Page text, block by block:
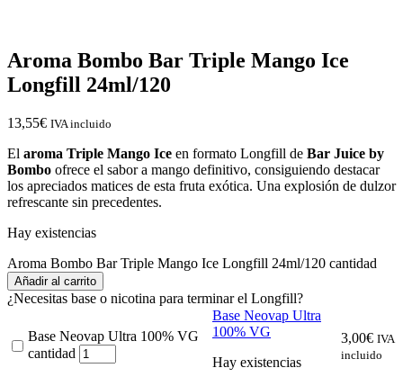
Aroma Bombo Bar Triple Mango Ice
Longfill 24ml/120
13,55€ IVA incluido
El aroma Triple Mango Ice en formato Longfill de Bar Juice by
Bombo ofrece el sabor a mango definitivo, consiguiendo destacar
los apreciados matices de esta fruta exótica. Una explosión de dulzor
refrescante sin precedentes.
Hay existencias
Aroma Bombo Bar Triple Mango Ice Longfill 24ml/120 cantidad
Añadir al carrito
¿Necesitas base o nicotina para terminar el Longfill?
Base Neovap Ultra 100% VG
cantidad
Base Neovap Ultra
100% VG
Hay existencias
3,00€ IVA
incluido